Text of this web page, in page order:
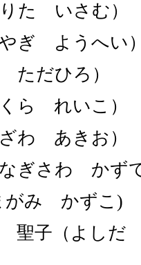
りた いさむ
やぎ ようへ
ただひろ）
くら れいこ
ざわ あきお
ぎさわ か
がみ かずこ)
聖子（よし